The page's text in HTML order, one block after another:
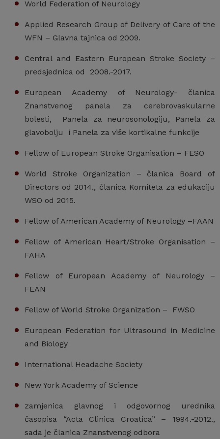
World Federation of Neurology
Applied Research Group of Delivery of Care of the
WFN – Glavna tajnica od 2009.
Central and Eastern European Stroke Society –
predsjednica od 2008.-2017.
European Academy of Neurology- članica
Znanstvenog panela za cerebrovaskularne
bolesti, Panela za neurosonologiju, Panela za
glavobolju i Panela za više kortikalne funkcije
Fellow of European Stroke Organisation – FESO
World Stroke Organization – članica Board of
Directors od 2014., članica Komiteta za edukaciju
WSO od 2015.
Fellow of American Academy of Neurology –FAAN
Fellow of American Heart/Stroke Organisation –
FAHA
Fellow of European Academy of Neurology –
FEAN
Fellow of World Stroke Organization – FWSO
European Federation for Ultrasound in Medicine
and Biology
International Headache Society
New York Academy of Science
zamjenica glavnog i odgovornog urednika
časopisa “Acta Clinica Croatica” – 1994.-2012.,
sada je članica Znanstvenog odbora